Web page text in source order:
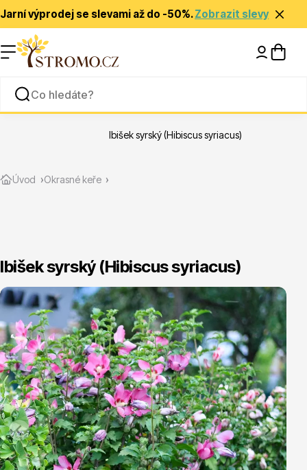
Jarní výprodej se slevami až do -50%.Zobrazit slevy
Rady a tipy
Zlevněné
Jehličnany
Vřesovištní rostliny
Úvod Okrasné keře
Ibišek syrský (Hibiscus syriacus)
Ibišek syrský (Hibiscus syriacus)